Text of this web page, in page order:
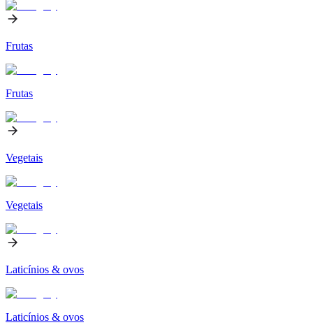
Frutas
Frutas
Vegetais
Vegetais
Laticínios & ovos
Laticínios & ovos